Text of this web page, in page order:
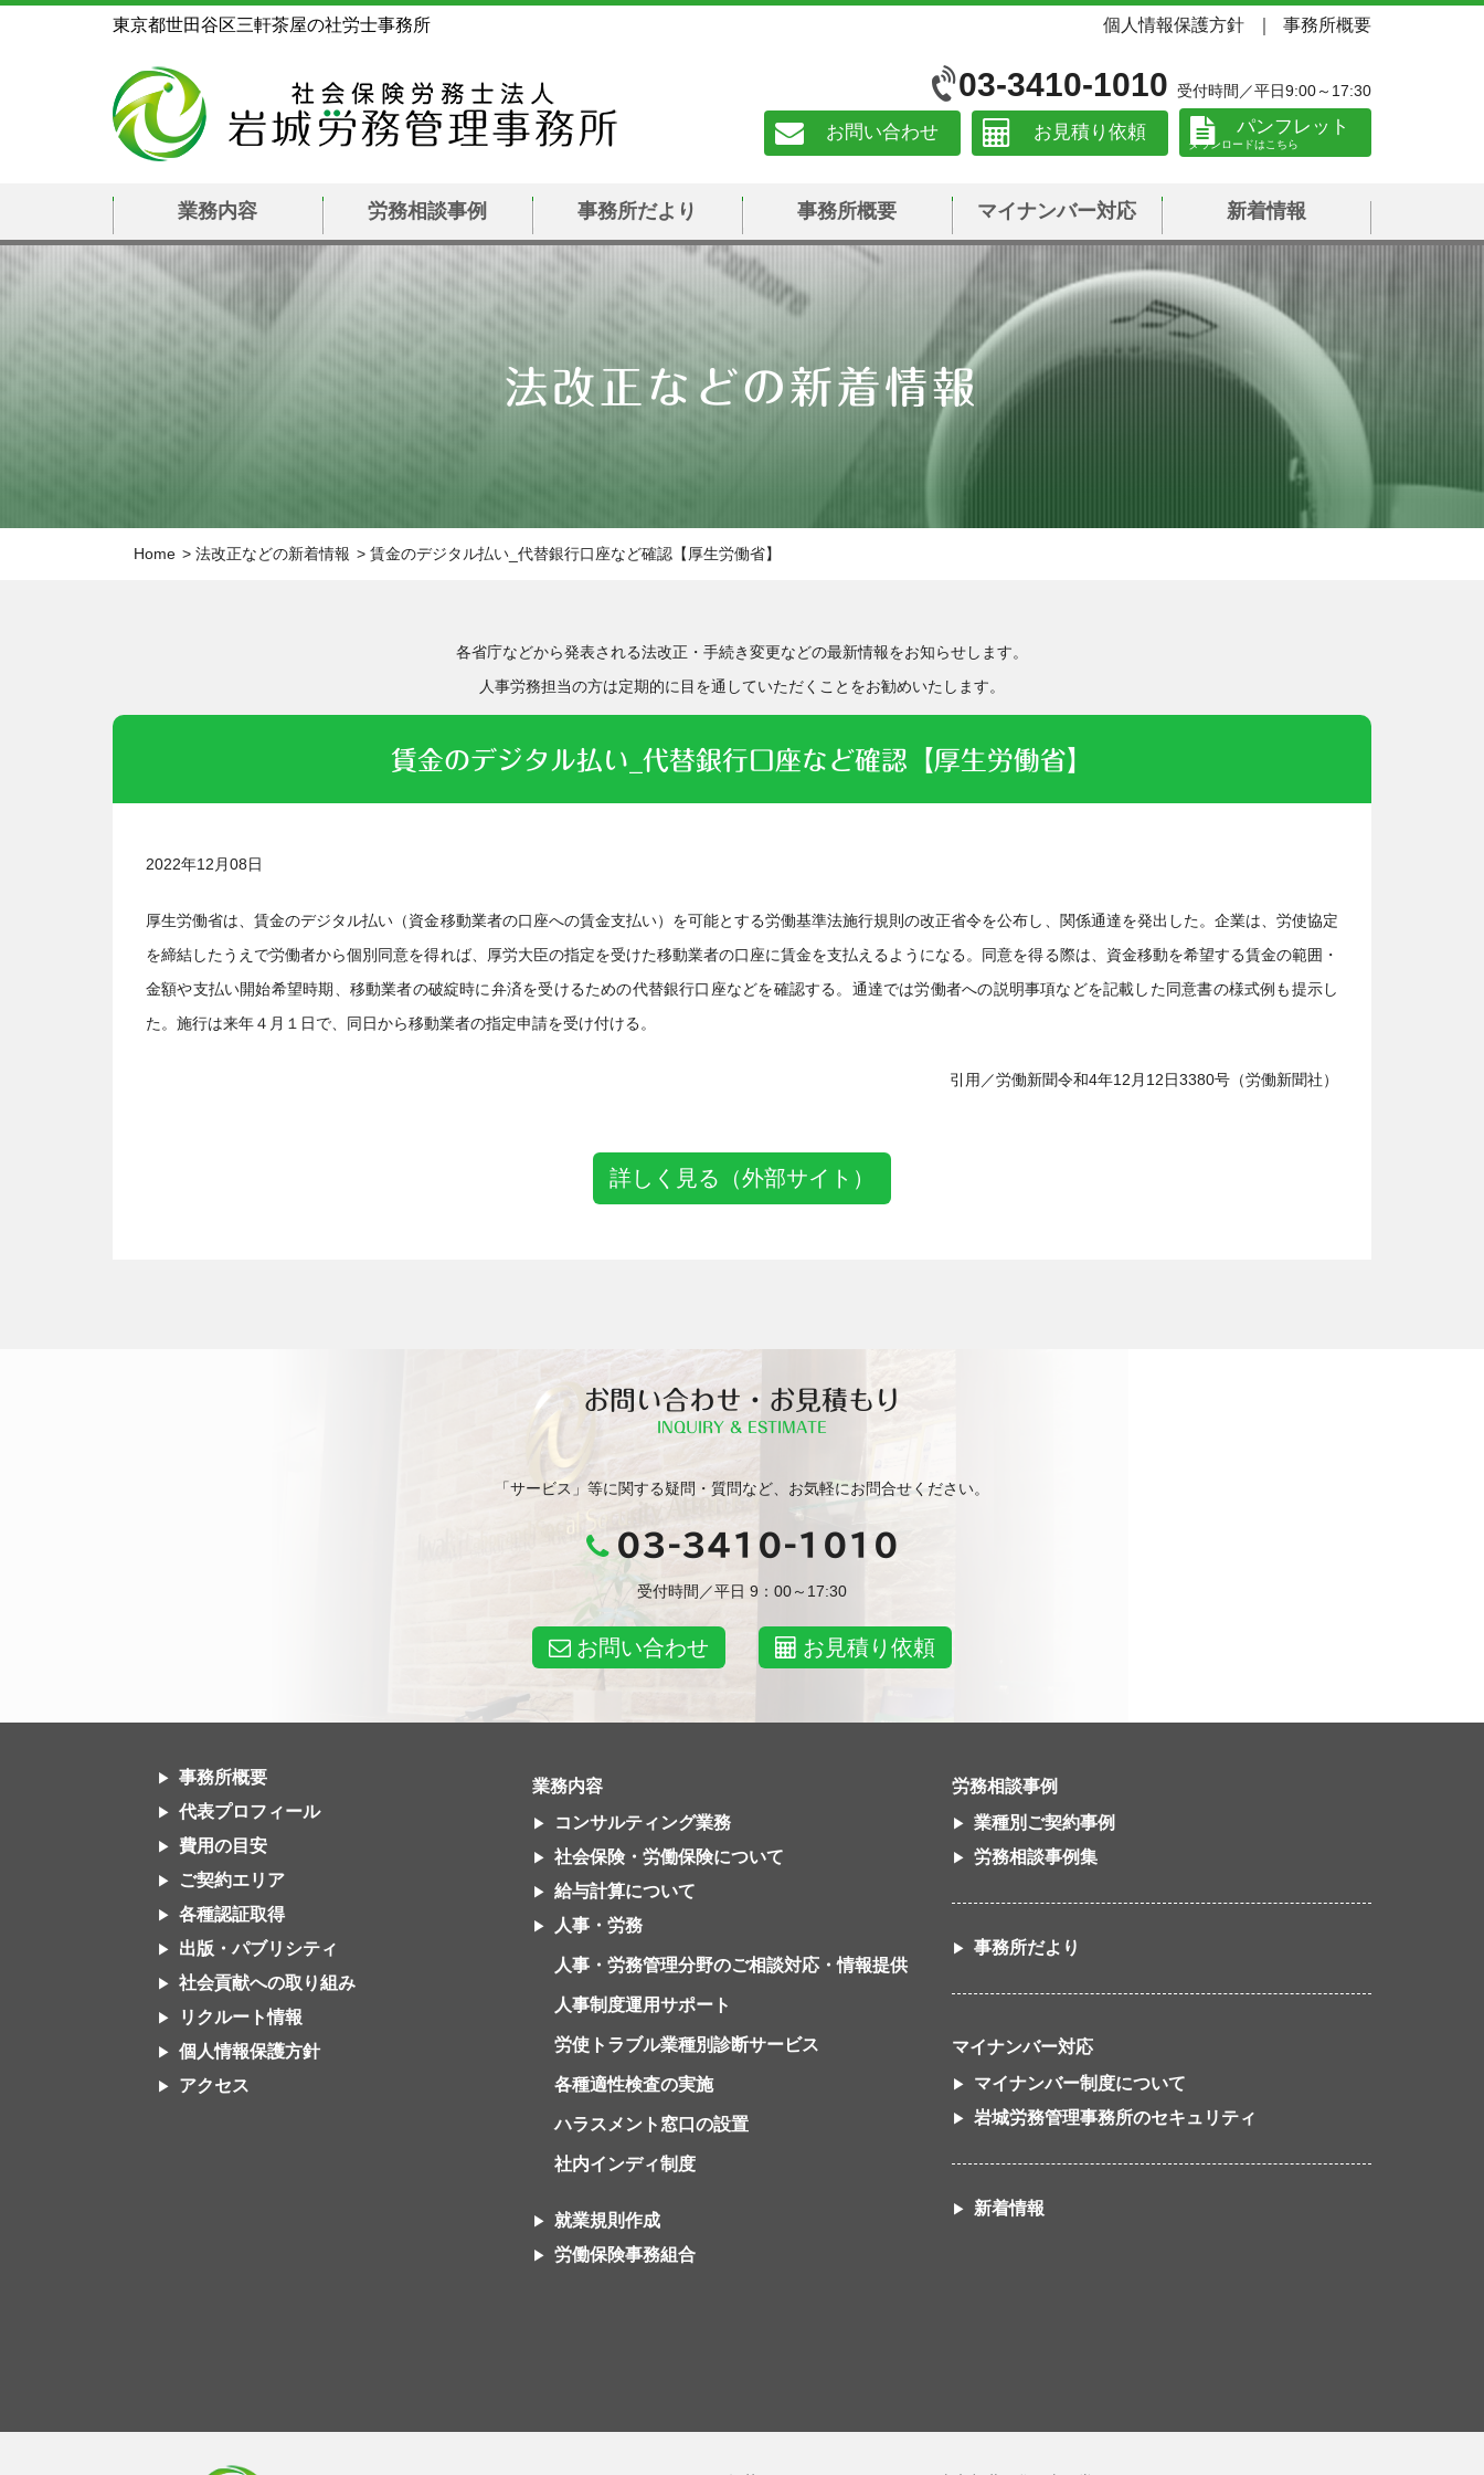
東京都世田谷区三軒茶屋の社労士事務所 個人情報保護方針 事務所概要
03-3410-1010 受付時間／平日9:00～17:30
お問い合わせ お見積り依頼 パンフレット
業務内容 労務相談事例 事務所だより 事務所概要 マイナンバー対応 新着情報
法改正などの新着情報
Home 法改正などの新着情報 賃金のデジタル払い_代替銀行口座など確認【厚生労働省】
各省庁などから発表される法改正・手続き変更などの最新情報をお知らせします。
人事労務担当の方は定期的に目を通していただくことをお勧めいたします。
賃金のデジタル払い_代替銀行口座など確認【厚生労働省】
2022年12月08日
厚生労働省は、賃金のデジタル払い（資金移動業者の口座への賃金支払い）を可能とする労働基準法施行規則の改正省令を公布し、関係通達を発出した。企業は、労使協定
を締結したうえで労働者から個別同意を得れば、厚労大臣の指定を受けた移動業者の口座に賃金を支払えるようになる。同意を得る際は、資金移動を希望する賃金の範囲・
金額や支払い開始希望時期、移動業者の破綻時に弁済を受けるための代替銀行口座などを確認する。通達では労働者への説明事項などを記載した同意書の様式例も提示し
た。施行は来年４月１日で、同日から移動業者の指定申請を受け付ける。
引用／労働新聞令和4年12月12日3380号（労働新聞社）
詳しく見る（外部サイト）
お問い合わせ・お見積もり
INQUIRY & ESTIMATE
「サービス」等に関する疑問・質問など、お気軽にお問合せください。
03-3410-1010
受付時間／平日 9：00～17:30
お問い合わせ お見積り依頼
事務所概要
代表プロフィール
費用の目安
ご契約エリア
各種認証取得
出版・パブリシティ
社会貢献への取り組み
リクルート情報
個人情報保護方針
アクセス
業務内容
コンサルティング業務
社会保険・労働保険について
給与計算について
人事・労務
人事・労務管理分野のご相談対応・情報提供
人事制度運用サポート
労使トラブル業種別診断サービス
各種適性検査の実施
ハラスメント窓口の設置
社内インディ制度
就業規則作成
労働保険事務組合
労務相談事例
業種別ご契約事例
労務相談事例集
事務所だより
マイナンバー対応
マイナンバー制度について
岩城労務管理事務所のセキュリティ
新着情報